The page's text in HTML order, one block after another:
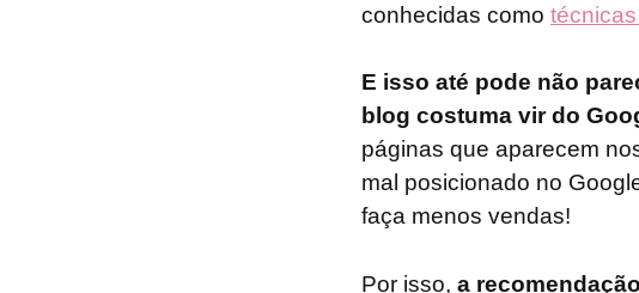
conhecidas como
E isso até pode não
blog costuma vir do
páginas que aparecem
mal posicionado no
faça menos vendas!
Por isso, a